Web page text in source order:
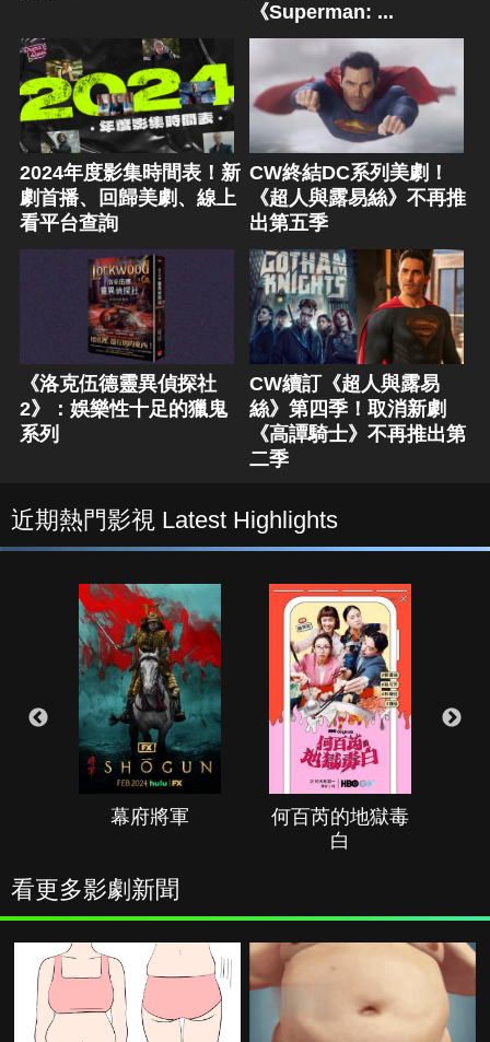
《Superman: ...
2024年度影集時間表！新
劇首播、回歸美劇、線上
看平台查詢
CW終結DC系列美劇！
《超人與露易絲》不再推
出第五季
《洛克伍德靈異偵探社
2》：娛樂性十足的獵鬼
系列
CW續訂《超人與露易
絲》第四季！取消新劇
《高譚騎士》不再推出第
二季
近期熱門影視 Latest Highlights
幕府將軍
何百芮的地獄毒
白
看更多影劇新聞